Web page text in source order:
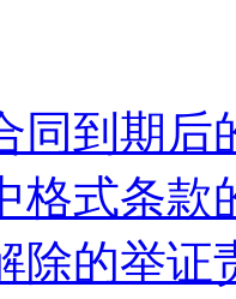
同到期后
格式条款
除的举证